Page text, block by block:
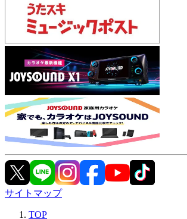
サイトマップ
TOP